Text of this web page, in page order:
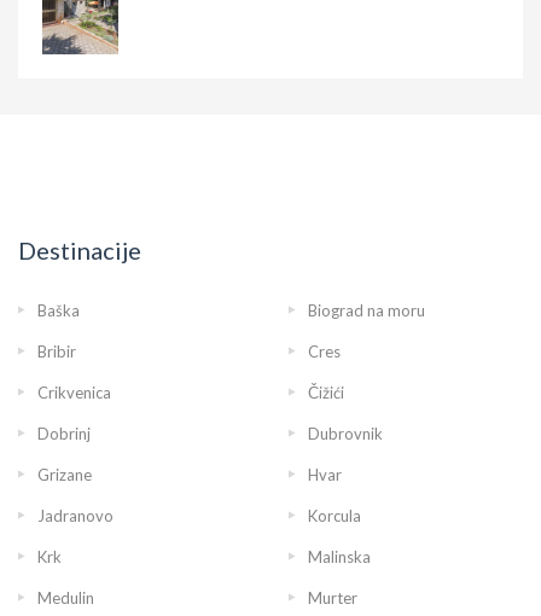
Destinacije
Baška Biograd na moru
Bribir Cres
Crikvenica Čižići
Dobrinj Dubrovnik
Grizane Hvar
Jadranovo Korcula
Krk Malinska
Medulin Murter